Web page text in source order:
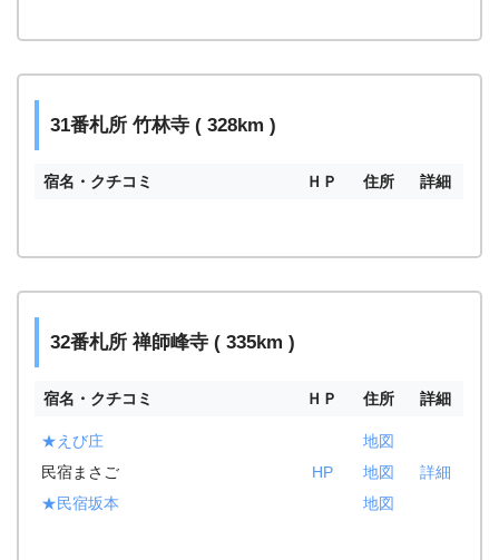
31番札所 竹林寺 ( 328km )
宿名・クチコミ ＨＰ 住所 詳細
32番札所 禅師峰寺 ( 335km )
宿名・クチコミ ＨＰ 住所 詳細
★えび庄
地図
民宿まさご
HP 地図
詳細
★民宿坂本
地図